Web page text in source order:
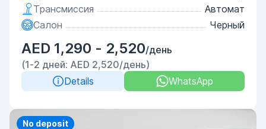
Трансмиссия
Автомат
Салон
Черный
AED 1,290 - 2,520/день
(1-2 дней: AED 2,520/день)
Details
WhatsApp
Priority
No deposit